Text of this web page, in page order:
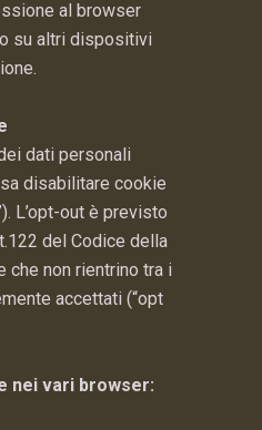
al browser
su altri dispositivi
dati personali
disabilitare cookie
L’opt-out è previsto
del Codice della
che non rientrino tra i
accettati (“opt
nei vari browser: